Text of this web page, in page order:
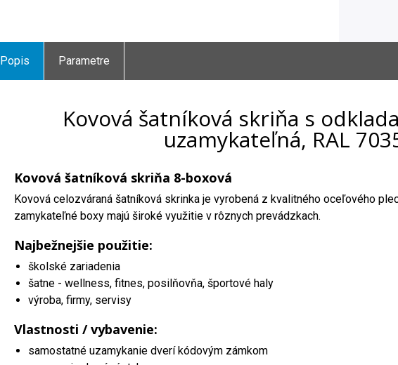
Popis Parametre
Kovová šatníková skriňa s
uzamykateľná, RAL
Kovová šatníková skriňa 8-boxová
Kovová celozváraná šatníková skrinka je vyrobená z kvalitného oceľového
zamykateľné boxy majú široké využitie v rôznych prevádzkach.
Najbežnejšie použitie:
školské zariadenia
šatne - wellness, fitnes, posilňovňa, športové haly
výroba, firmy, servisy
Vlastnosti / vybavenie:
samostatné uzamykanie dverí kódovým zámkom